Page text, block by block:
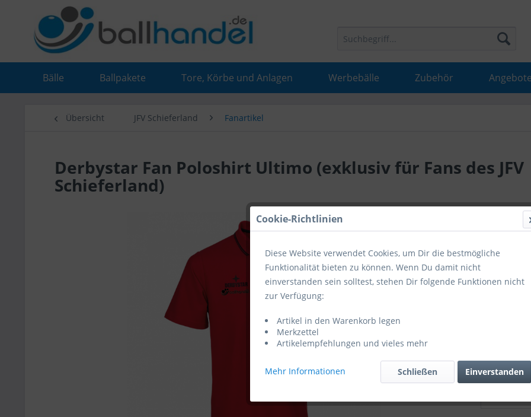
Bälle Ballpakete Tore, Körbe und Anlagen Werbebälle Zubehör
Übersicht JFV Schieferland Fanartikel
Derbystar Fan Poloshirt Ultimo (exklusiv für Fans des JFV
Schieferland)
Lieferzeit
Zubehör
Cookie-Richtlinien
Diese Website verwendet Cookies, um Dir die bestmögliche
Funktionalität bieten zu können. Wenn Du damit nicht
einverstanden sein solltest, stehen Dir folgende Funktionen nicht
zur Verfügung:
Artikel in den Warenkorb legen
Merkzettel
Artikelempfehlungen und vieles mehr
Mehr Informationen Einverstanden
Schließen